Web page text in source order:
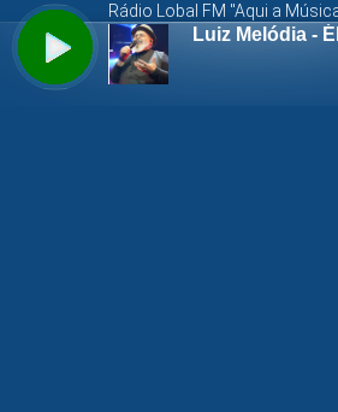
Rádio Lobal FM "Aqui a